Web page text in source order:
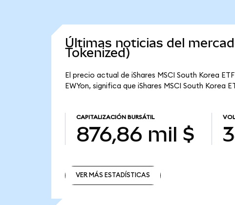
Últimas noticias del
Tokenized)
El precio actual de iShares MSCI South Korea
EWYon, significa que iShares MSCI South
CAPITALIZACIÓN BURSÁTIL
876,86 mil $
VER MÁS ESTADÍSTICAS